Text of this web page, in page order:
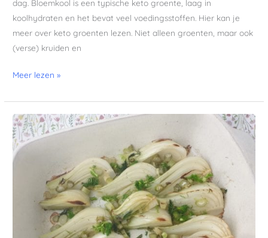
dag. Bloemkool is een typische keto groente, laag in
koolhydraten en het bevat veel voedingsstoffen. Hier kan je
meer over keto groenten lezen. Niet alleen groenten, maar ook
(verse) kruiden en
Meer lezen »
Venkel
uit
de